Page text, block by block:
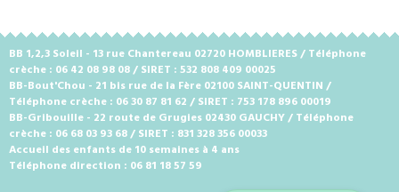
BB 1,2,3 Soleil - 13 rue Chantereau 02720 HOMBLIERES / Téléphone
crèche : 06 42 08 98 08 / SIRET : 532 808 409 00025
BB-Bout'Chou - 21 bis rue de la Fère 02100 SAINT-QUENTIN /
Téléphone crèche : 06 30 87 81 62 / SIRET : 753 178 896 00019
BB-Gribouille - 22 route de Grugies 02430 GAUCHY / Téléphone
crèche : 06 68 03 93 68 / SIRET : 831 328 356 00033
Accueil des enfants de 10 semaines à 4 ans
Téléphone direction : 06 81 18 57 59